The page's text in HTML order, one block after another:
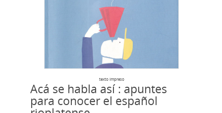
texto impreso
Acá se habla así : apuntes
para conocer el español